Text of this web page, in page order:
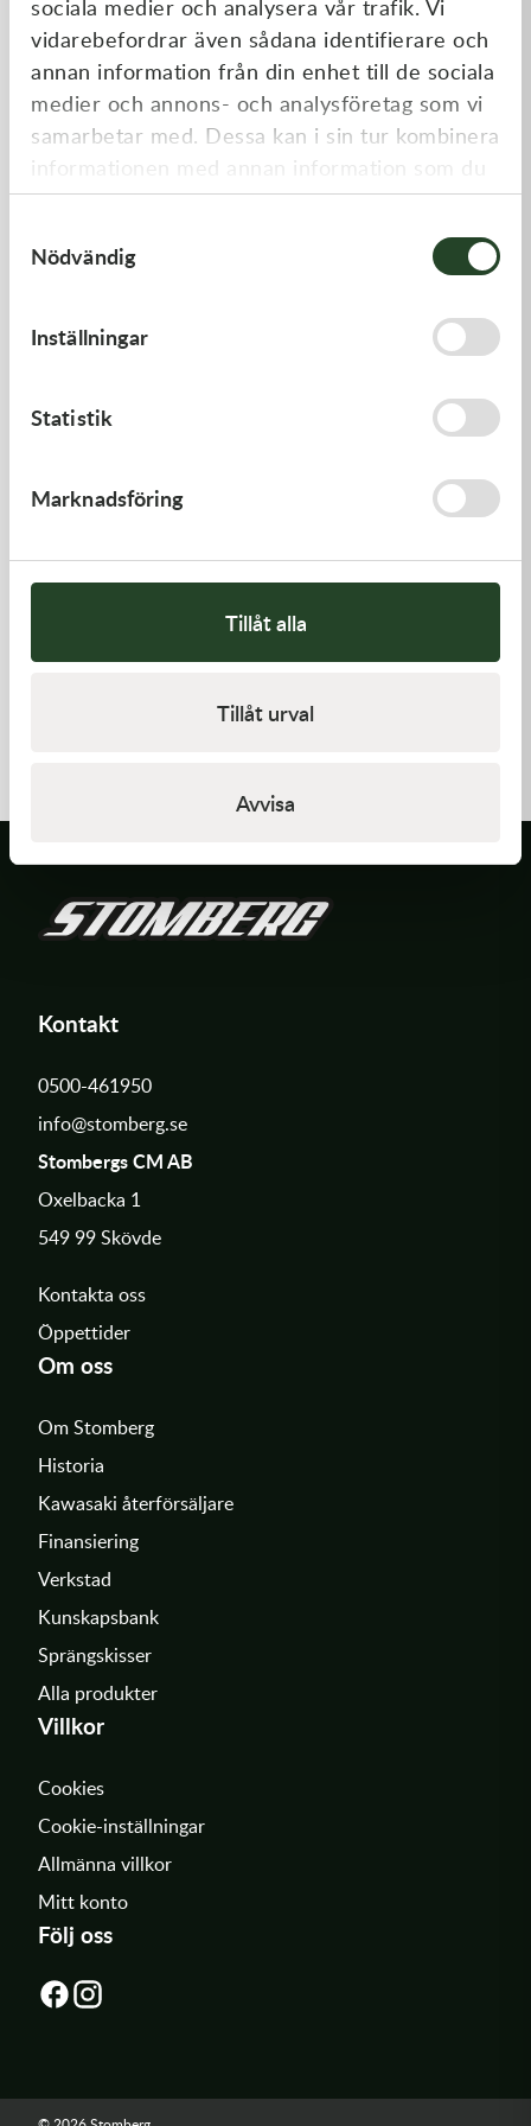
sociala medier och analysera vår trafik. Vi
vidarebefordrar även sådana identifierare och
annan information från din enhet till de sociala
medier och annons- och analysföretag som vi
samarbetar med. Dessa kan i sin tur kombinera
informationen med annan information som du
har tillhandahållit eller som de har samlat in
Nödvändig
Inställningar
Statistik
Marknadsföring
Tillåt alla
Tillåt urval
Avvisa
Liknande produkter
CABLE-THROTTLE -
Beställningsvara
GASKET,EXHAUST HOLDER
GASKET,GENERATOR COVE
Kawasaki
PISTON-ENGINE
Kontakt
0500-461950
info@stomberg.se
Stombergs CM AB
Oxelbacka 1
549 99 Skövde
Kontakta oss
Öppettider
Om oss
Om Stomberg
Historia
Kawasaki återförsäljare
Finansiering
Verkstad
Kunskapsbank
Sprängskisser
Alla produkter
Villkor
Cookies
Cookie-inställningar
Allmänna villkor
Mitt konto
Följ oss